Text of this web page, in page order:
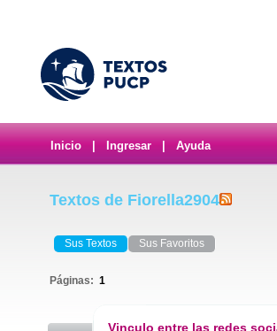
Inicio Ingresar Ayuda
Textos de Fiorella2904
Sus Textos Sus Favoritos
Páginas: 1
Vinculo entre las redes